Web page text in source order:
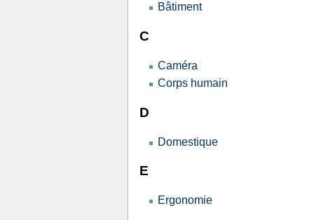
Bâtiment
C
Caméra
Corps humain
D
Domestique
E
Ergonomie